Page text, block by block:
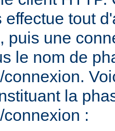
effectue tout
puis une
le nom de
connexion.
la
: